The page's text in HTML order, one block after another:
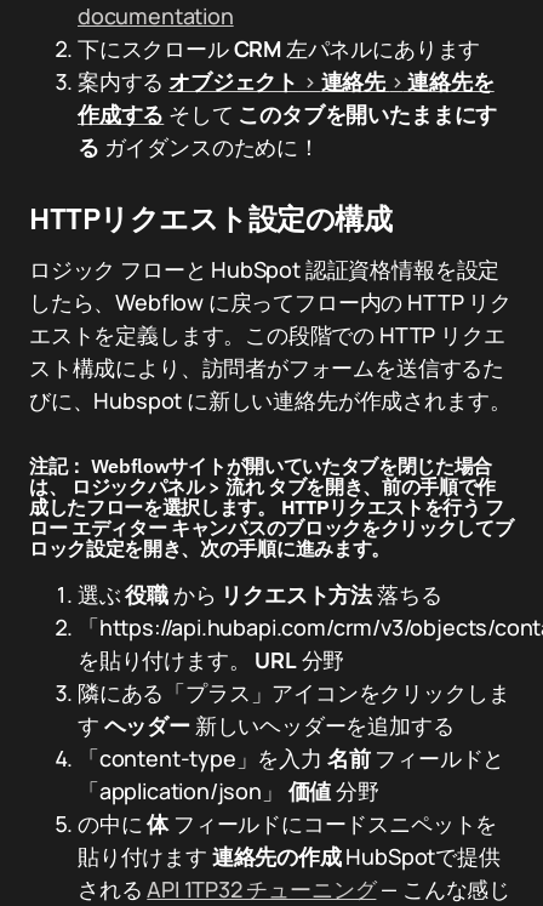
documentation
下にスクロールCRM左パネルにあります
案内する オブジェクト > 連絡先 > 連絡先を
作成する そして このタブを開いたままにす
る ガイダンスのために！
HTTPリクエスト設定の構成
ロジック フローと HubSpot 認証資格情報を設定
したら、Webflow に戻ってフロー内の HTTP リク
エストを定義します。この段階での HTTP リクエ
スト構成により、訪問者がフォームを送信するた
びに、Hubspot に新しい連絡先が作成されます。
注記： Webflowサイトが開いていたタブを閉じた場合
は、
ロジックパネル> 流れタブを開き、前の手順で作
成したフローを選択します。 HTTPリクエストを行う フ
ロー エディター キャンバスのブロックをクリックしてブ
ロック設定を開き、次の手順に進みます。
選ぶ役職から リクエスト方法落ちる
「https://api.hubapi.com/crm/v3/objects/
を貼り付けます。 URL分野
隣にある「プラス」アイコンをクリックしま
す ヘッダー新しいヘッダーを追加する
「content-type」を入力 名前フィールドと
「application/json」 価値分野
の中に体フィールドにコードスニペットを
貼り付けます 連絡先の作成HubSpotで提供
されるAPI 1TP32 チューニング— こんな感じ